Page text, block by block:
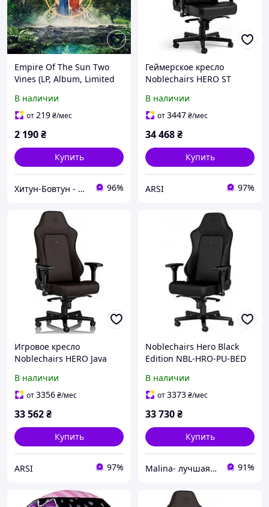
Empire Of The Sun Two
Vines (LP, Album, Limited
Vinyl)
В наличии
от219₴/мес
2 190₴
Купить
Хитун-Бовтун - книги та вініл 96%
Геймерское кресло
Noblechairs HERO ST
В наличии
от3447₴/мес
34 468₴
Купить
ARSI 97%
Игровое кресло
Noblechairs HERO Java
В наличии
от3356₴/мес
33 562₴
Купить
ARSI 97%
Noblechairs Hero Black
Edition NBL-HRO-PU-BED
В наличии
от3373₴/мес
33 730₴
Купить
Malina- лучшая техника в наличии 91%